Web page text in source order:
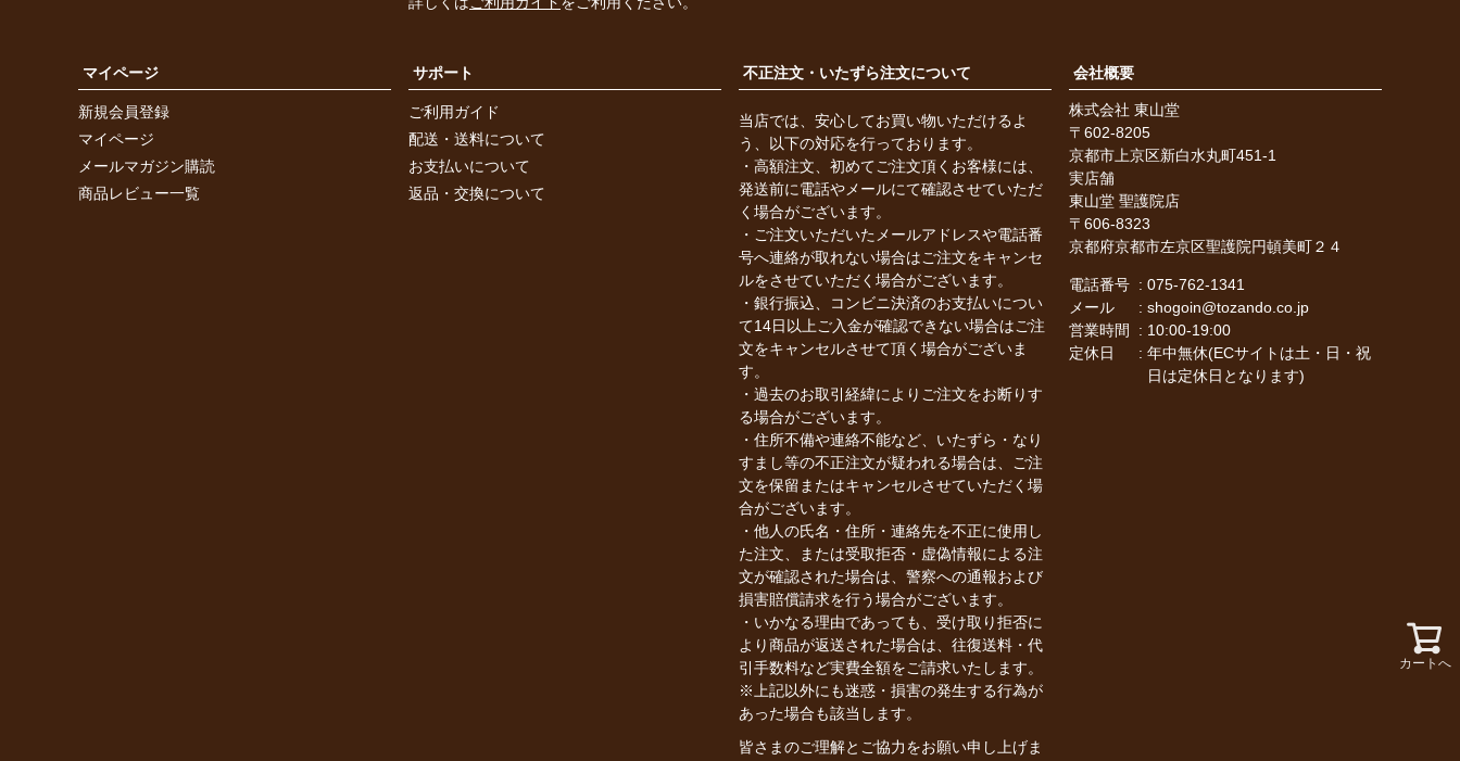
カートへ
マイページ
新規会員登録
マイページ
メールマガジン購読
商品レビュー一覧
サポート
ご利用ガイド
配送・送料について
お支払いについて
返品・交換について
不正注文・いたずら注文について
当店では、安心してお買い物いただけるよ
う、以下の対応を行っております。
・高額注文、初めてご注文頂くお客様には、
発送前に電話やメールにて確認させていただ
く場合がございます。
・ご注文いただいたメールアドレスや電話番
号へ連絡が取れない場合はご注文をキャンセ
ルをさせていただく場合がございます。
・銀行振込、コンビニ決済のお支払いについ
て14日以上ご入金が確認できない場合はご注
文をキャンセルさせて頂く場合がございま
す。
・過去のお取引経緯によりご注文をお断りす
る場合がございます。
・住所不備や連絡不能など、いたずら・なり
すまし等の不正注文が疑われる場合は、ご注
文を保留またはキャンセルさせていただく場
合がございます。
・他人の氏名・住所・連絡先を不正に使用し
た注文、または受取拒否・虚偽情報による注
文が確認された場合は、警察への通報および
損害賠償請求を行う場合がございます。
・いかなる理由であっても、受け取り拒否に
より商品が返送された場合は、往復送料・代
引手数料など実費全額をご請求いたします。
※上記以外にも迷惑・損害の発生する行為が
あった場合も該当します。
皆さまのご理解とご協力をお願い申し上げま
会社概要
株式会社 東山堂
602-8205
京都市上京区新白水丸町451-1
実店舗
東山堂 聖護院店
606-8323
京都府京都市左京区聖護院円頓美町２４
電話番号
075-762-1341
メール
shogoin@tozando.co.jp
営業時間
10:00-19:00
定休日
年中無休(ECサイトは土・日・祝
日は定休日となります)